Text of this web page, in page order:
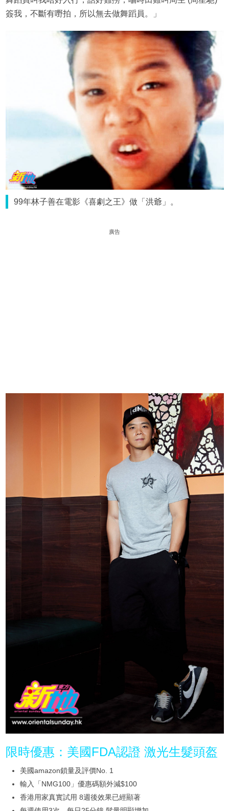
簽我，不斷有嘢拍，所以無去做舞蹈員。」
99年林子善在電影《喜劇之王》做「洪爺」。
廣告
限時優惠：美國FDA認證 激光生髮頭盔
美國amazon鎖量及評價No. 1
輸入「NMG100」優惠碼額外減$100
香港用家真實試用 8週後效果已經顯著